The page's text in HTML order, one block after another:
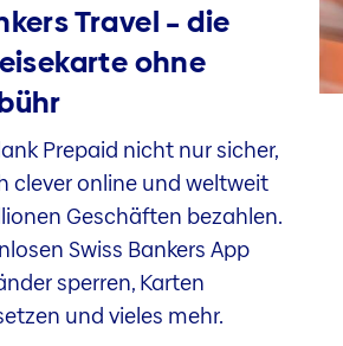
Travel – die
ohne
Prepaid nicht nur sicher,
clever online und weltweit
Geschäften bezahlen.
Swiss Bankers App
sperren, Karten
und vieles mehr.